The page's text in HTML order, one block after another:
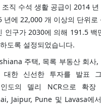
직 수석 생활 공급이 2014
년에 22,000 개 이상의 단위로
인구가 2030에 의해 191.5 백
도록 설정되었습니다.
주택, 목록 부동산 회사,
한 신선한 투자를 발표
도의 델리 NCR으로 확장
Jaipur, Pune 및 Lavasa에